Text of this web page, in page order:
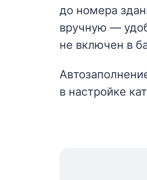
до номера
вручную —
не включен в
в настройке